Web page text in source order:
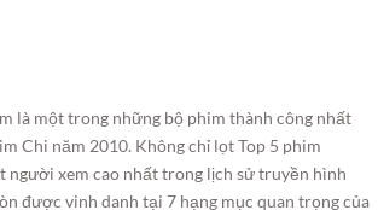
là một trong những bộ phim thành công nhất
Chi năm 2010. Không chỉ lọt Top 5 phim
người xem cao nhất trong lịch sử truyền hình
được vinh danh tại 7 hạng mục quan trọng của